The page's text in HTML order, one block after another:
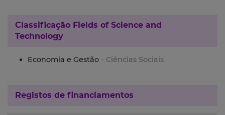
Classificação Fields of Science and
Technology
Economia e Gestão - Ciências Sociais
Registos de financiamentos